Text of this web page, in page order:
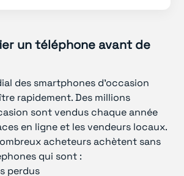
un téléphone avant de
des smartphones d'occasion
rapidement. Des millions
sont vendus chaque année
en ligne et les vendeurs locaux.
acheteurs achètent sans
qui sont :
perdus